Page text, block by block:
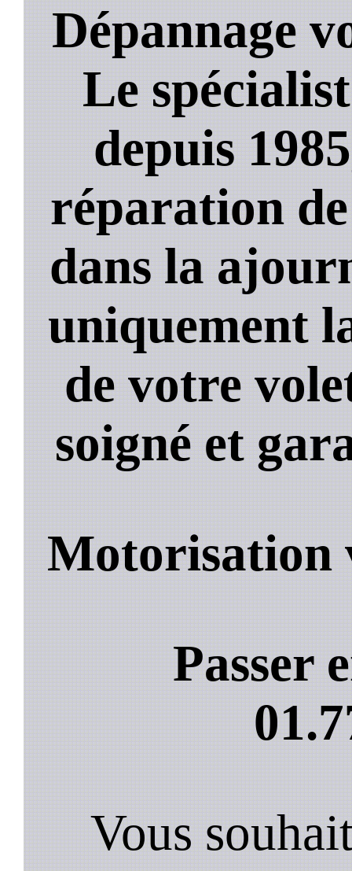
Dépannage
Le
depuis
réparation
dans la
uniquement
de votre
soigné et
Motorisation
Passer
Vous